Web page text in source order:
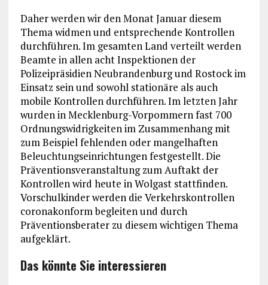
Daher werden wir den Monat Januar diesem
Thema widmen und entsprechende Kontrollen
durchführen. Im gesamten Land verteilt werden
Beamte in allen acht Inspektionen der
Polizeipräsidien Neubrandenburg und Rostock im
Einsatz sein und sowohl stationäre als auch
mobile Kontrollen durchführen. Im letzten Jahr
wurden in Mecklenburg-Vorpommern fast 700
Ordnungswidrigkeiten im Zusammenhang mit
zum Beispiel fehlenden oder mangelhaften
Beleuchtungseinrichtungen festgestellt. Die
Präventionsveranstaltung zum Auftakt der
Kontrollen wird heute in Wolgast stattfinden.
Vorschulkinder werden die Verkehrskontrollen
coronakonform begleiten und durch
Präventionsberater zu diesem wichtigen Thema
aufgeklärt.
Das könnte Sie interessieren